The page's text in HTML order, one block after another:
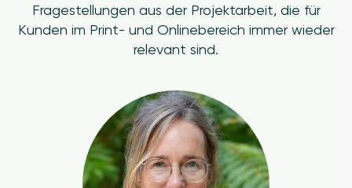
Fragestellungen aus der Projektarbeit, die für
Kunden im Print- und Onlinebereich immer wieder
relevant sind.